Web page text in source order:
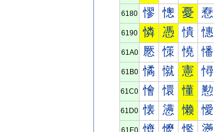
6180 憀 憁 憂 憃
6190 憐 憑 憒 憓
61A0 憠 憡 憢 憣
61B0 憰 憱 憲 憳
61C0 懀 懁 懂 懃
61D0 懐 懑 懒 懓
61E0 懠 懡 懢 懣